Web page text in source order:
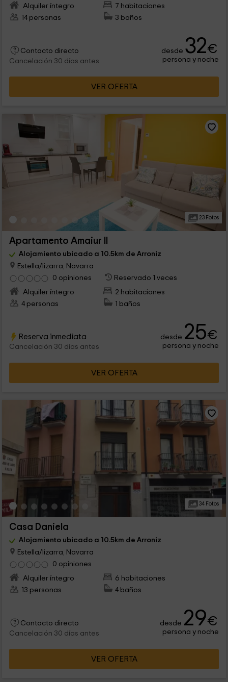
Alquiler íntegro
7 habitaciones
14 personas
3 baños
Contacto directo
Cancelación 30 días antes
desde 32€
persona y noche
VER OFERTA
23 Fotos
Apartamento Amaiur II
Alojamiento ubicado a 10.5km de Arroniz
Estella/lizarra, Navarra
0 opiniones
Reservado 1 veces
Alquiler íntegro
2 habitaciones
4 personas
1 baños
Reserva inmediata
Cancelación 30 días antes
desde 25€
persona y noche
VER OFERTA
34 Fotos
Casa Daniela
Alojamiento ubicado a 10.5km de Arroniz
Estella/lizarra, Navarra
0 opiniones
Alquiler íntegro
6 habitaciones
13 personas
4 baños
Contacto directo
Cancelación 30 días antes
desde 29€
persona y noche
VER OFERTA